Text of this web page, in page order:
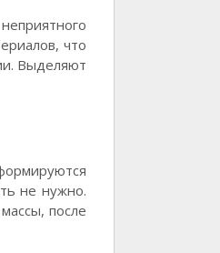
что
Выделяют
не нужно.
после